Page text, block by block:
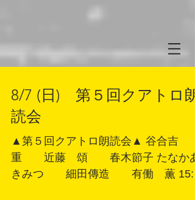
8/7 (日) 第５回クアトロ朗
読会
▲第５回クアトロ朗読会▲ 谷合吉
重 近藤 頌 春木節子 たなかあ
きみつ 細田傳造 有働 薫